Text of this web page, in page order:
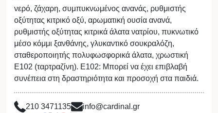
νερό, ζάχαρη, συμπυκνωμένος ανανάς, ρυθμιστής
οξύτητας κιτρικό οξύ, αρωματική ουσία ανανά,
ρυθμιστής οξύτητας κιτρικά άλατα νατρίου, πυκνωτικό
μέσο κόμμι ξανθάνης, γλυκαντικό σουκραλόζη,
σταθεροποιητής πολυφωσφορικά άλατα, χρωστική
Ε102 (ταρτραζίνη). Ε102: Μπορεί να έχει επιβλαβή
συνέπεια στη δραστηριότητα και προσοχή στα παιδιά.
210 3471135
info@cardinal.gr